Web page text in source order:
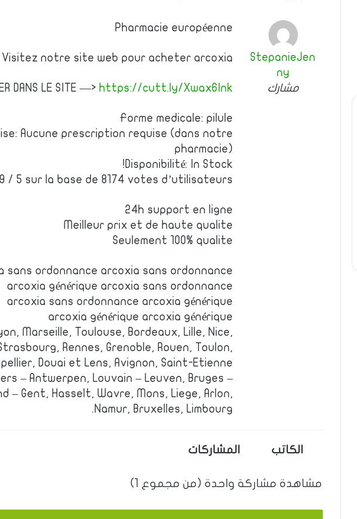
StepanieJen
ny
مشارك
Pharmacie européenne
Visitez notre site web pour acheter arcoxia
DANS LE SITE —> https://cutt.ly/Xwax6Ink
Forme medicale: pilule
Aucune prescription requise (dans notre
pharmacie)
Disponibilité: In Stock!
/ 5 sur la base de 8174 votes d’utilisateurs
24h support en ligne
Meilleur prix et de haute qualite
Seulement 100% qualite
sans ordonnance arcoxia sans ordonnance
arcoxia générique arcoxia sans ordonnance
arcoxia sans ordonnance arcoxia générique
arcoxia générique arcoxia générique
Marseille, Toulouse, Bordeaux, Lille, Nice,
Rennes, Grenoble, Rouen, Toulon,
Douai et Lens, Avignon, Saint-Etienne.
– Antwerpen, Louvain – Leuven, Bruges –
– Gent, Hasselt, Wavre, Mons, Liege, Arlon,
Namur, Bruxelles, Limbourg.
الكاتب المشاركات
مشاهدة مشاركة واحدة (من مجموع 1)